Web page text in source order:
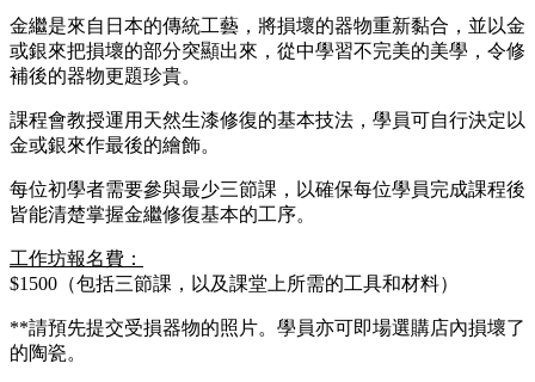
金繼是來自日本的傳統工藝，將損壞的器物重新黏合，並以金
或銀來把損壞的部分突顯出來，從中學習不完美的美學，令修
補後的器物更題珍貴。
課程會教授運用天然生漆修復的基本技法，學員可自行決定以
金或銀來作最後的繪飾。
每位初學者需要參與最少三節課，以確保每位學員完成課程後
皆能清楚掌握金繼修復基本的工序。
工作坊報名費：
$1500（包括三節課，以及課堂上所需的工具和材料）
**請預先提交受損器物的照片。學員亦可即場選購店內損壞了
的陶瓷。